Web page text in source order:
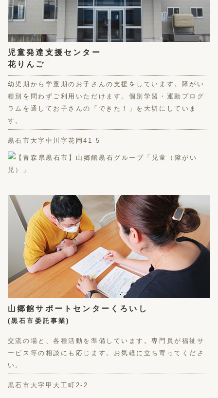
児童発達支援センター
花りんご
幼児期から学童期のお子さんの支援をしています。障がい
種別を問わずご利用いただけます。個別学習・運動プログ
ラムを通してお子さんの「できた！」を大切にしていま
す。
黒石市大字中川字花岡41-5
山郷館サポートセンターくろいし
(黒石市委託事業)
交流の場と、各種活動を準備しています。専門員が福祉サ
ービス等の相談にも応じます。お気軽に立ち寄ってくださ
い。
黒石市大字甲大工町2-2